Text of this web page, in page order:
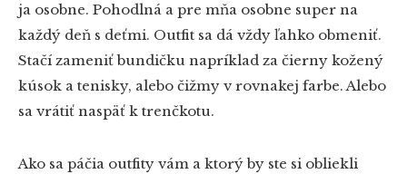
ja osobne. Pohodlná a pre mňa osobne super na
každý deň s deťmi. Outfit sa dá vždy ľahko obmeniť.
Stačí zameniť bundičku napríklad za čierny kožený
kúsok a tenisky, alebo čižmy v rovnakej farbe. Alebo
sa vrátiť naspäť k trenčkotu.
Ako sa páčia outfity vám a ktorý by ste si obliekli